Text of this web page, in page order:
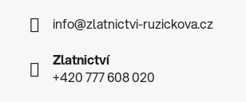
info@zlatnictvi-ruzickova.cz
Zlatnictví
+420 777 608 020